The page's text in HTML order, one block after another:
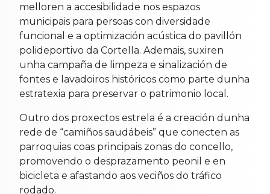
melloren a accesibilidade nos espazos
municipais para persoas con diversidade
funcional e a optimización acústica do pavillón
polideportivo da Cortella. Ademais, suxiren
unha campaña de limpeza e sinalización de
fontes e lavadoiros históricos como parte dunha
estratexia para preservar o patrimonio local.
Outro dos proxectos estrela é a creación dunha
rede de “camiños saudábeis” que conecten as
parroquias coas principais zonas do concello,
promovendo o desprazamento peonil e en
bicicleta e afastando aos veciños do tráfico
rodado.